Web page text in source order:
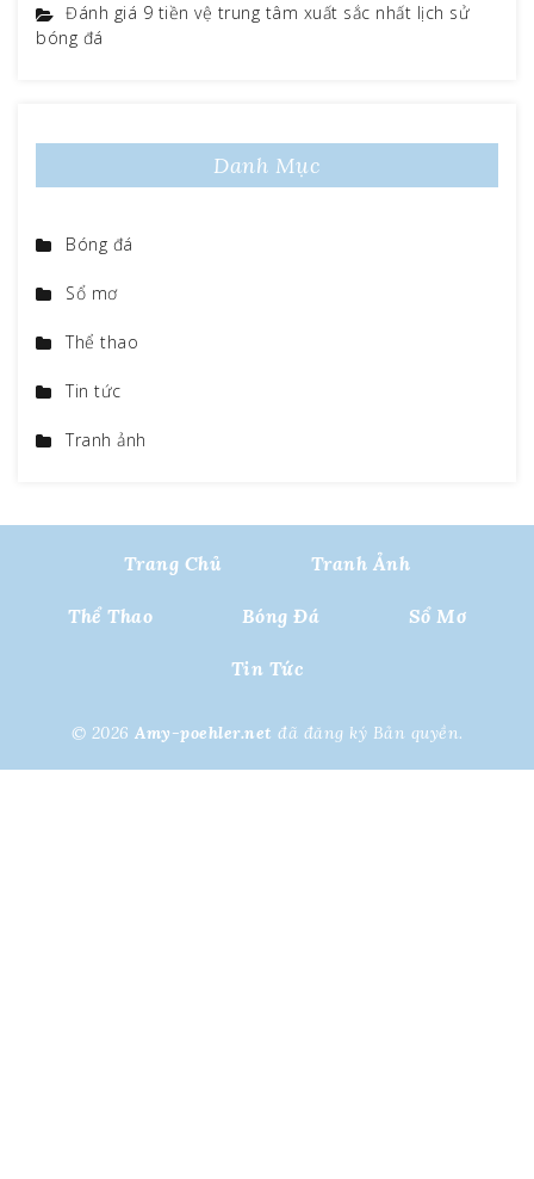
Đánh giá 9 tiền vệ trung tâm xuất sắc nhất lịch sử
bóng đá
Danh Mục
Bóng đá
Sổ mơ
Thể thao
Tin tức
Tranh ảnh
Trang Chủ Tranh Ảnh
Thể Thao Bóng Đá Sổ Mơ
Tin Tức
© 2026 Amy-poehler.net đã đăng ký Bản quyền.